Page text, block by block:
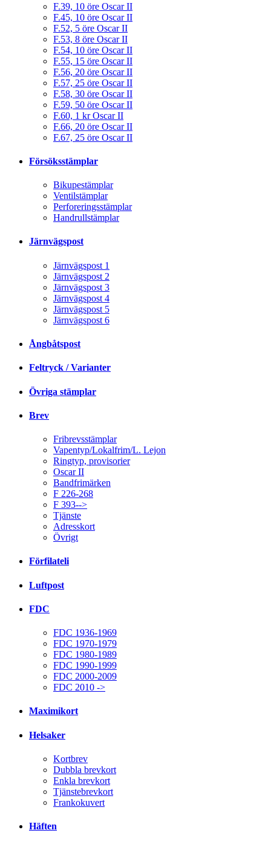
F.39, 10 öre Oscar II
F.45, 10 öre Oscar II
F.52, 5 öre Oscar II
F.53, 8 öre Oscar II
F.54, 10 öre Oscar II
F.55, 15 öre Oscar II
F.56, 20 öre Oscar II
F.57, 25 öre Oscar II
F.58, 30 öre Oscar II
F.59, 50 öre Oscar II
F.60, 1 kr Oscar II
F.66, 20 öre Oscar II
F.67, 25 öre Oscar II
Försöksstämplar
Bikupestämplar
Ventilstämplar
Perforeringsstämplar
Handrullstämplar
Järnvägspost
Järnvägspost 1
Järnvägspost 2
Järnvägspost 3
Järnvägspost 4
Järnvägspost 5
Järnvägspost 6
Ångbåtspost
Feltryck / Varianter
Övriga stämplar
Brev
Fribrevsstämplar
Vapentyp/Lokalfrim/L. Lejon
Ringtyp, provisorier
Oscar II
Bandfrimärken
F 226-268
F 393-->
Tjänste
Adresskort
Övrigt
Förfilateli
Luftpost
FDC
FDC 1936-1969
FDC 1970-1979
FDC 1980-1989
FDC 1990-1999
FDC 2000-2009
FDC 2010 ->
Maximikort
Helsaker
Kortbrev
Dubbla brevkort
Enkla brevkort
Tjänstebrevkort
Frankokuvert
Häften